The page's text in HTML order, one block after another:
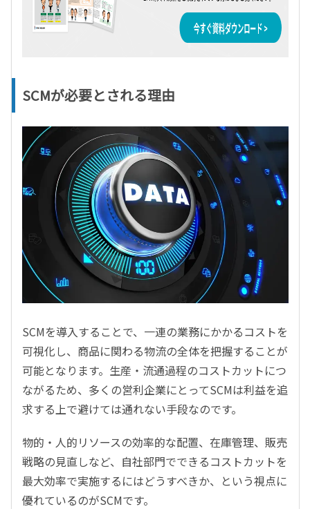
SCMが必要とされる理由
SCMを導入することで、一連の業務にかかるコストを
可視化し、商品に関わる物流の全体を把握することが
可能となります。生産・流通過程のコストカットにつ
ながるため、多くの営利企業にとってSCMは利益を追
求する上で避けては通れない手段なのです。
物的・人的リソースの効率的な配置、在庫管理、販売
戦略の見直しなど、自社部門でできるコストカットを
最大効率で実施するにはどうすべきか、という視点に
優れているのがSCMです。